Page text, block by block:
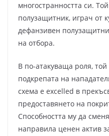
многостранността си.
полузащитник, играч от
дефанзивен
на отбора.
В по-атакуваща роля,
подкрепата на
схема е excelled в
предоставянето на
Способността му да
направила ценен актив